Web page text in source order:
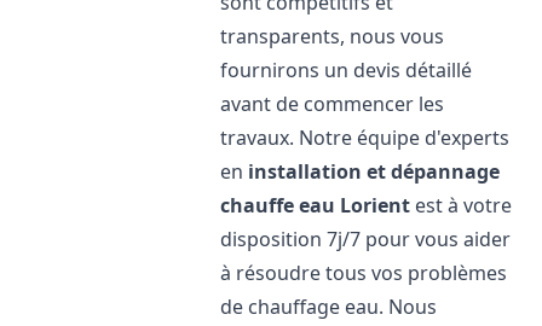
transparents, nous vous
fournirons un devis détaillé
avant de commencer les
travaux. Notre équipe d'experts
en installation et dépannage
chauffe eau Lorient est à votre
disposition 7j/7 pour vous aider
à résoudre tous vos problèmes
de chauffage eau. Nous